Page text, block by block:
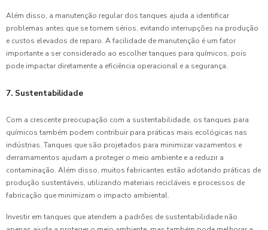
Além disso, a manutenção regular dos tanques ajuda a identificar
problemas antes que se tornem sérios, evitando interrupções na produção
e custos elevados de reparo. A facilidade de manutenção é um fator
importante a ser considerado ao escolher tanques para químicos, pois
pode impactar diretamente a eficiência operacional e a segurança.
7. Sustentabilidade
Com a crescente preocupação com a sustentabilidade, os tanques para
químicos também podem contribuir para práticas mais ecológicas nas
indústrias. Tanques que são projetados para minimizar vazamentos e
derramamentos ajudam a proteger o meio ambiente e a reduzir a
contaminação. Além disso, muitos fabricantes estão adotando práticas de
produção sustentáveis, utilizando materiais recicláveis e processos de
fabricação que minimizam o impacto ambiental.
Investir em tanques que atendem a padrões de sustentabilidade não